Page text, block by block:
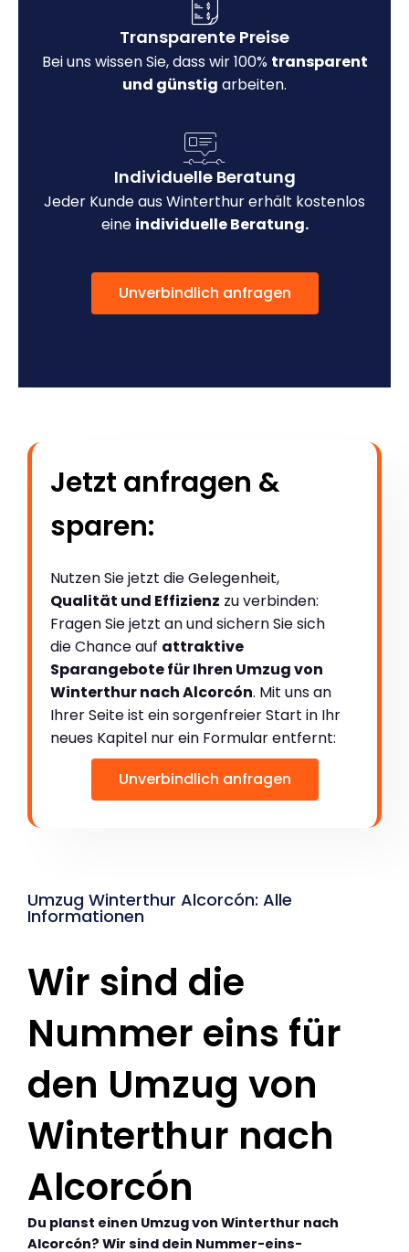
Transparente Preise
Bei uns wissen Sie, dass wir 100% transparent
und günstig arbeiten.
Individuelle Beratung
Jeder Kunde aus Winterthur erhält kostenlos
eine individuelle Beratung.
Unverbindlich anfragen
Jetzt anfragen &
sparen:
Nutzen Sie jetzt die Gelegenheit,
Qualität und Effizienz zu verbinden:
Fragen Sie jetzt an und sichern Sie sich
die Chance auf attraktive
Sparangebote für Ihren Umzug von
Winterthur nach Alcorcón. Mit uns an
Ihrer Seite ist ein sorgenfreier Start in Ihr
neues Kapitel nur ein Formular entfernt:
Unverbindlich anfragen
Umzug Winterthur Alcorcón: Alle
Informationen
Wir sind die
Nummer eins für
den Umzug von
Winterthur nach
Alcorcón
Du planst einen Umzug von Winterthur nach
Alcorcón? Wir sind dein Nummer-eins-